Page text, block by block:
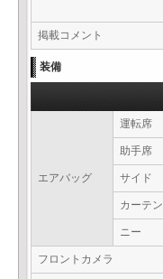
掲載コメント
装備
エアバッグ
運転席
助手席
サイド
カーテン
ニー
フロントカメラ